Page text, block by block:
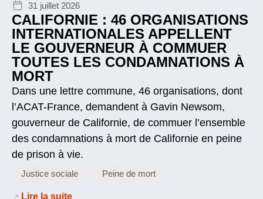
31 juillet 2026
CALIFORNIE : 46 ORGANISATIONS
INTERNATIONALES APPELLENT
LE GOUVERNEUR À COMMUER
TOUTES LES CONDAMNATIONS À
MORT
Dans une lettre commune, 46 organisations, dont
l’ACAT-France, demandent à Gavin Newsom,
gouverneur de Californie, de commuer l’ensemble
des condamnations à mort de Californie en peine
de prison à vie.
Justice sociale Peine de mort
Lire la suite